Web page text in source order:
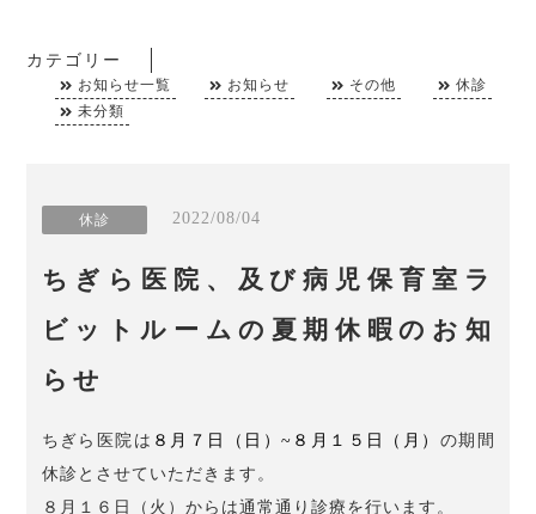
カテゴリー
お知らせ一覧 お知らせ その他
休診
未分類
休診 2022/08/04
ちぎら医院、及び病児保育室ラ
ビットルームの夏期休暇のお知
らせ
ちぎら医院は ８月７日（日）~８月１５日（月） の期間
休診とさせていただきます。
８月１６日（火）からは通常通り診療を行います。